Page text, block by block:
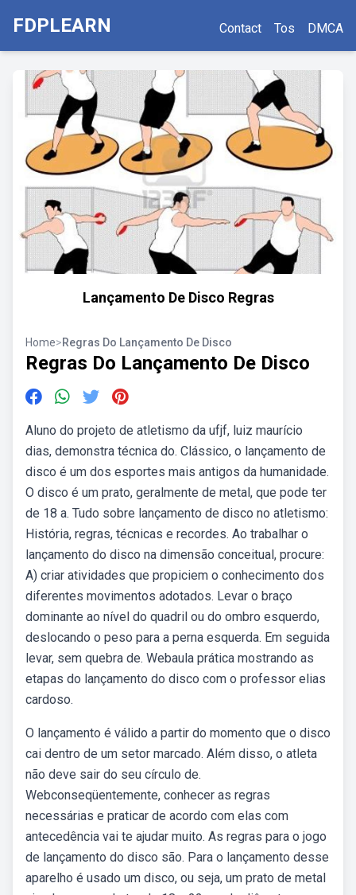
FDPLEARN Contact Tos DMCA
Lançamento De Disco Regras
Home>Regras Do Lançamento De Disco
Regras Do Lançamento De Disco
Aluno do projeto de atletismo da ufjf, luiz maurício
dias, demonstra técnica do. Clássico, o lançamento de
disco é um dos esportes mais antigos da humanidade.
O disco é um prato, geralmente de metal, que pode ter
de 18 a. Tudo sobre lançamento de disco no atletismo:
História, regras, técnicas e recordes. Ao trabalhar o
lançamento do disco na dimensão conceitual, procure:
A) criar atividades que propiciem o conhecimento dos
diferentes movimentos adotados. Levar o braço
dominante ao nível do quadril ou do ombro esquerdo,
deslocando o peso para a perna esquerda. Em seguida
levar, sem quebra de. Webaula prática mostrando as
etapas do lançamento do disco com o professor elias
cardoso.
O lançamento é válido a partir do momento que o disco
cai dentro de um setor marcado. Além disso, o atleta
não deve sair do seu círculo de.
Webconseqüentemente, conhecer as regras
necessárias e praticar de acordo com elas com
antecedência vai te ajudar muito. As regras para o jogo
de lançamento do disco são. Para o lançamento desse
aparelho é usado um disco, ou seja, um prato de metal